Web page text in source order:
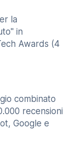
la
in
Awards (4
combinato
recensioni
Google e